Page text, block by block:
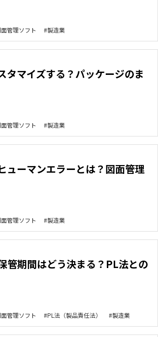
管理ソフト 製造業
タマイズする？パッケージのま
管理ソフト 製造業
ューマンエラーとは？図面管理
管理ソフト 製造業
管期間はどう決まる？PL法との
管理ソフト PL法（製品責任法） 製造業